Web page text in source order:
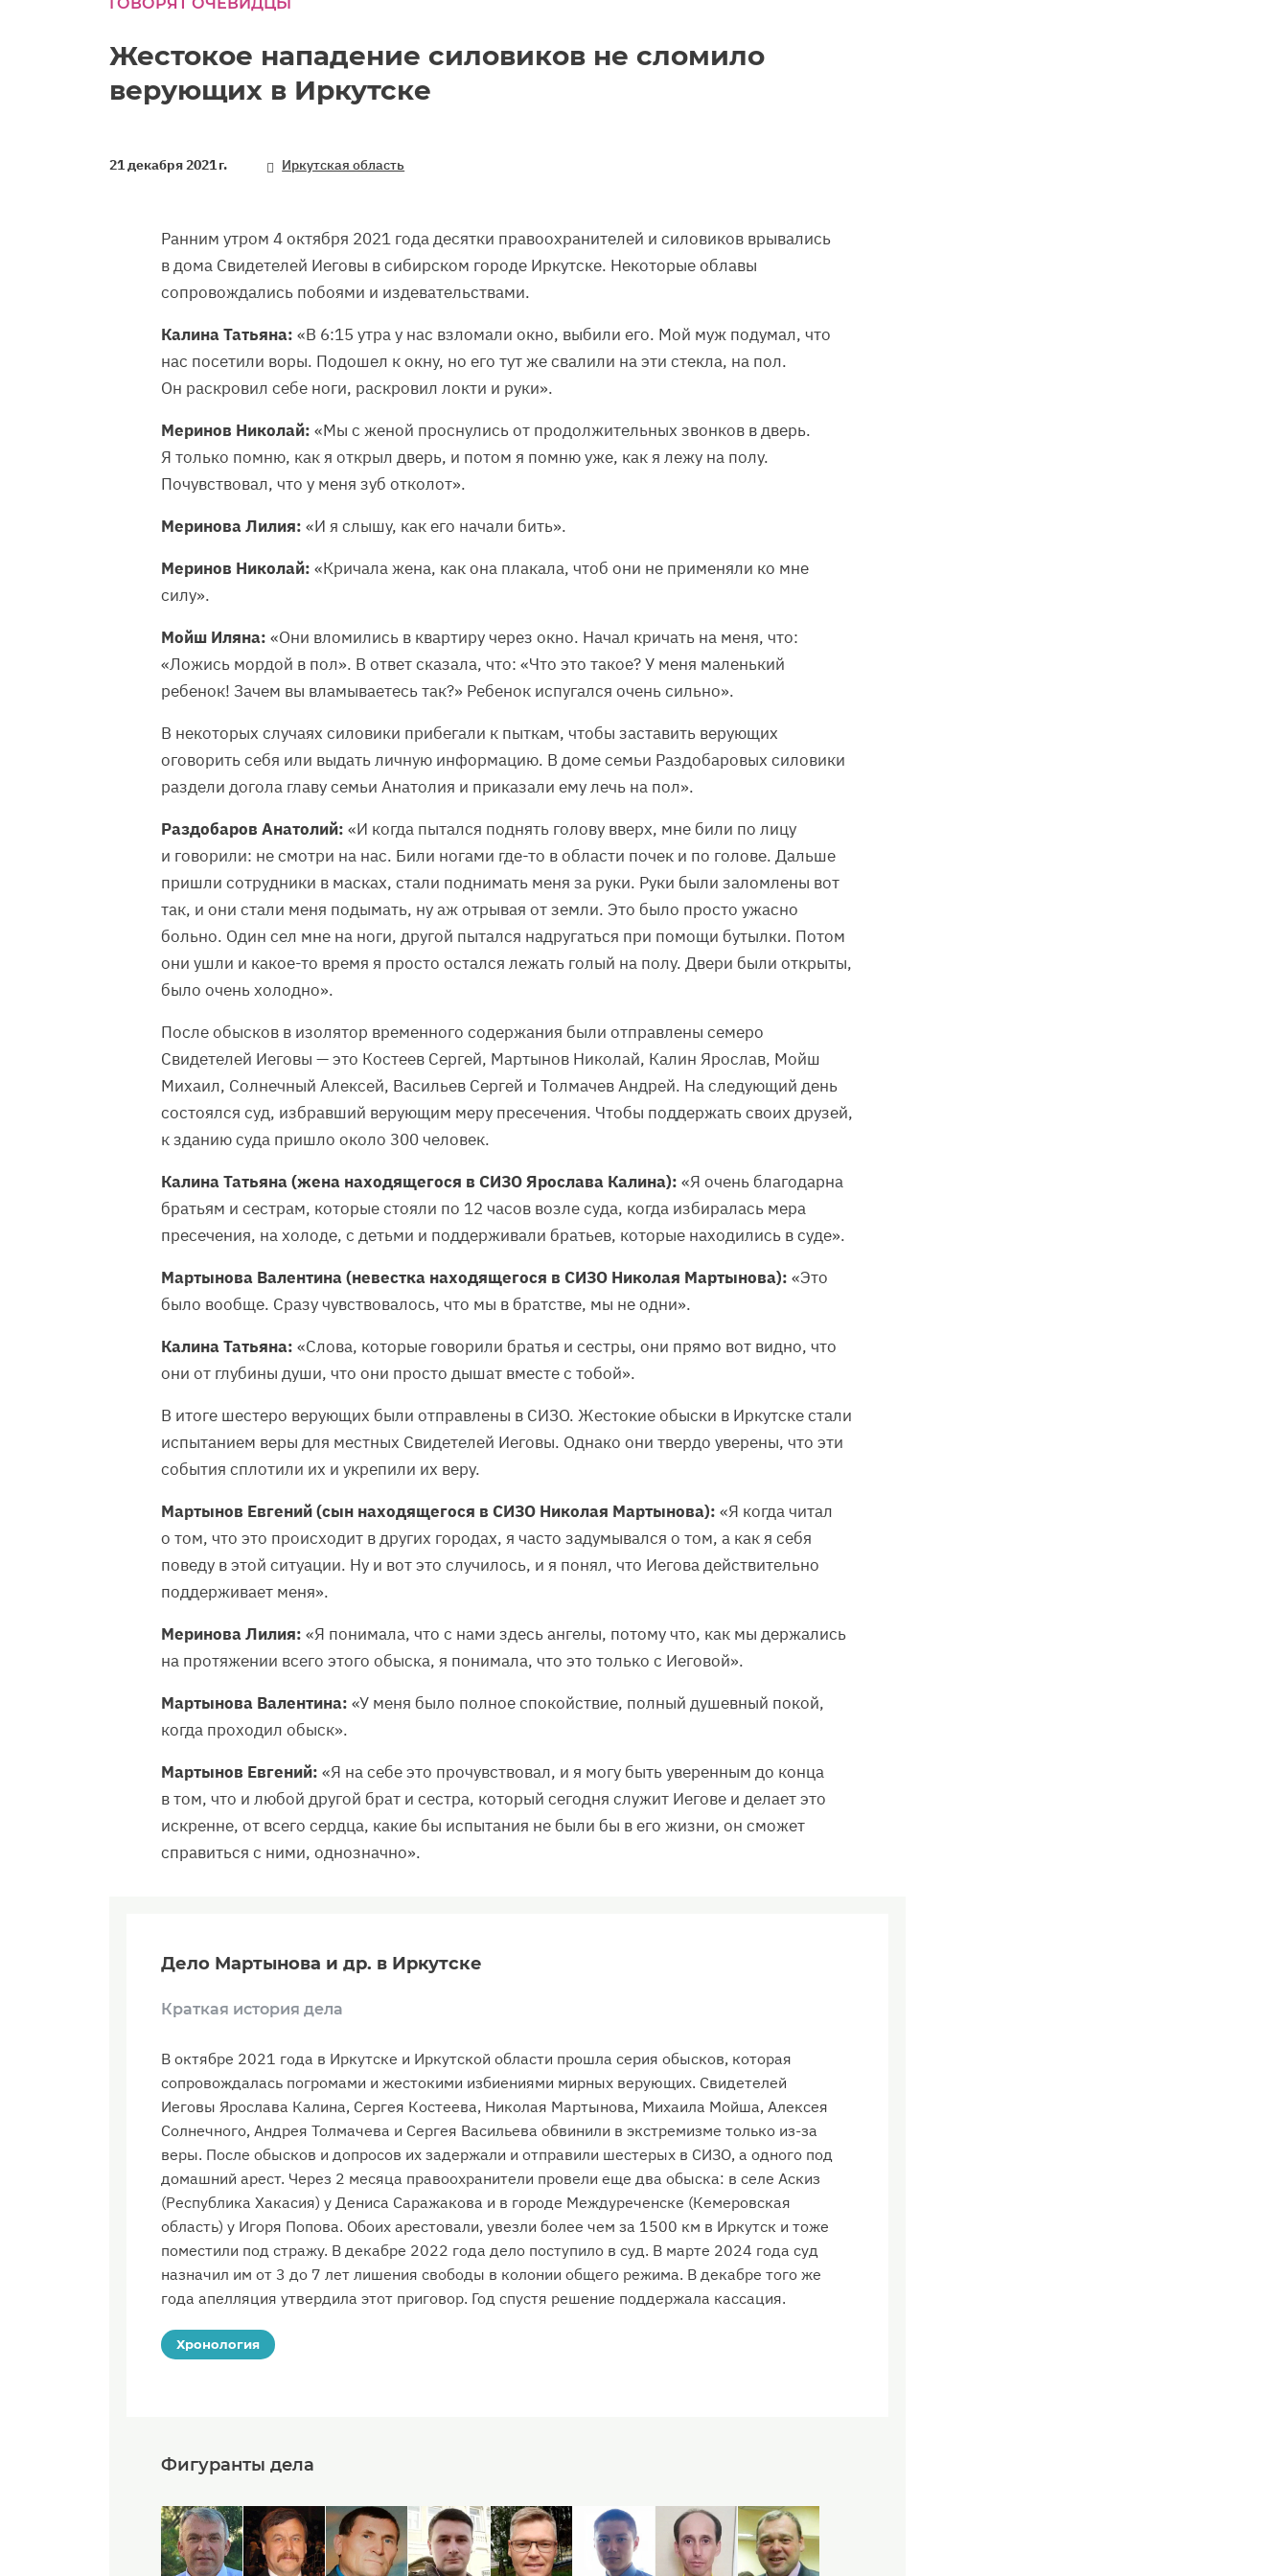
seconds Volume
ГОВОРЯТ ОЧЕВИДЦЫ
Жестокое нападение силовиков не сломило
верующих в Иркутске
21 декабря 2021 г. Иркутская область
Ранним утром 4 октября 2021 года десятки правоохранителей и силовиков врывались
в дома Свидетелей Иеговы в сибирском городе Иркутске. Некоторые облавы
сопровождались побоями и издевательствами.
Калина Татьяна: «В 6:15 утра у нас взломали окно, выбили его. Мой муж подумал, что
нас посетили воры. Подошел к окну, но его тут же свалили на эти стекла, на пол.
Он раскровил себе ноги, раскровил локти и руки».
Меринов Николай: «Мы с женой проснулись от продолжительных звонков в дверь.
Я только помню, как я открыл дверь, и потом я помню уже, как я лежу на полу.
Почувствовал, что у меня зуб отколот».
Меринова Лилия: «И я слышу, как его начали бить».
Меринов Николай: «Кричала жена, как она плакала, чтоб они не применяли ко мне
силу».
Мойш Иляна: «Они вломились в квартиру через окно. Начал кричать на меня, что:
«Ложись мордой в пол». В ответ сказала, что: «Что это такое? У меня маленький
ребенок! Зачем вы вламываетесь так?» Ребенок испугался очень сильно».
В некоторых случаях силовики прибегали к пыткам, чтобы заставить верующих
оговорить себя или выдать личную информацию. В доме семьи Раздобаровых силовики
раздели догола главу семьи Анатолия и приказали ему лечь на пол».
Раздобаров Анатолий: «И когда пытался поднять голову вверх, мне били по лицу
и говорили: не смотри на нас. Били ногами где-то в области почек и по голове. Дальше
пришли сотрудники в масках, стали поднимать меня за руки. Руки были заломлены вот
так, и они стали меня подымать, ну аж отрывая от земли. Это было просто ужасно
больно. Один сел мне на ноги, другой пытался надругаться при помощи бутылки. Потом
они ушли и какое-то время я просто остался лежать голый на полу. Двери были открыты,
было очень холодно».
После обысков в изолятор временного содержания были отправлены семеро
Свидетелей Иеговы — это Костеев Сергей, Мартынов Николай, Калин Ярослав, Мойш
Михаил, Солнечный Алексей, Васильев Сергей и Толмачев Андрей. На следующий день
состоялся суд, избравший верующим меру пресечения. Чтобы поддержать своих друзей,
к зданию суда пришло около 300 человек.
Калина Татьяна (жена находящегося в СИЗО Ярослава Калина): «Я очень благодарна
братьям и сестрам, которые стояли по 12 часов возле суда, когда избиралась мера
пресечения, на холоде, с детьми и поддерживали братьев, которые находились в суде».
Мартынова Валентина (невестка находящегося в СИЗО Николая Мартынова): «Это
было вообще. Сразу чувствовалось, что мы в братстве, мы не одни».
Калина Татьяна: «Слова, которые говорили братья и сестры, они прямо вот видно, что
они от глубины души, что они просто дышат вместе с тобой».
В итоге шестеро верующих были отправлены в СИЗО. Жестокие обыски в Иркутске стали
испытанием веры для местных Свидетелей Иеговы. Однако они твердо уверены, что эти
события сплотили их и укрепили их веру.
Мартынов Евгений (сын находящегося в СИЗО Николая Мартынова): «Я когда читал
о том, что это происходит в других городах, я часто задумывался о том, а как я себя
поведу в этой ситуации. Ну и вот это случилось, и я понял, что Иегова действительно
поддерживает меня».
Меринова Лилия: «Я понимала, что с нами здесь ангелы, потому что, как мы держались
на протяжении всего этого обыска, я понимала, что это только с Иеговой».
Мартынова Валентина: «У меня было полное спокойствие, полный душевный покой,
когда проходил обыск».
Мартынов Евгений: «Я на себе это прочувствовал, и я могу быть уверенным до конца
в том, что и любой другой брат и сестра, который сегодня служит Иегове и делает это
искренне, от всего сердца, какие бы испытания не были бы в его жизни, он сможет
справиться с ними, однозначно».
Дело Мартынова и др. в Иркутске
Краткая история дела
В октябре 2021 года в Иркутске и Иркутской области прошла серия обысков, которая
сопровождалась погромами и жестокими избиениями мирных верующих. Свидетелей
Иеговы Ярослава Калина, Сергея Костеева, Николая Мартынова, Михаила Мойша, Алексея
Солнечного, Андрея Толмачева и Сергея Васильева обвинили в экстремизме только из-за
веры. После обысков и допросов их задержали и отправили шестерых в СИЗО, а одного под
домашний арест. Через 2 месяца правоохранители провели еще два обыска: в селе Аскиз
(Республика Хакасия) у Дениса Саражакова и в городе Междуреченске (Кемеровская
область) у Игоря Попова. Обоих арестовали, увезли более чем за 1500 км в Иркутск и тоже
поместили под стражу. В декабре 2022 года дело поступило в суд. В марте 2024 года суд
назначил им от 3 до 7 лет лишения свободы в колонии общего режима. В декабре того же
года апелляция утвердила этот приговор. Год спустя решение поддержала кассация.
Хронология
Фигуранты дела